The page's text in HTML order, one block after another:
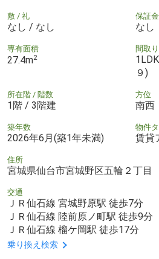
敷 / 礼
なし / なし
保証金
なし
専有面積
27.4m2
間取り
９)
所在階 / 階数
1階 / 3階建
方位
南西
築年数
2026年6月(築1年未満)
物件
賃貸
住所
宮城県仙台市宮城野区五輪２丁目
交通
ＪＲ仙石線 宮城野原駅 徒歩7分
ＪＲ仙石線 陸前原ノ町駅 徒歩9分
ＪＲ仙石線 榴ケ岡駅 徒歩17分
乗り換え検索